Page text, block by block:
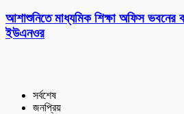
আশাশুনিতে মাধ্যমিক শিক্ষা অফিস ভবনের
ইউএনওর
সর্বশেষ
জনপ্রিয়